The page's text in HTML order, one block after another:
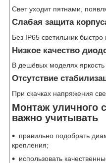
Свет уходит пятнами,
Слабая защита
Без IP65 светильник быстро
Низкое качество
В дешёвых моделях яркость
Отсутствие
При скачках напряжения
Монтаж уличного
важно учитывать
правильно подобрать
крепления;
использовать